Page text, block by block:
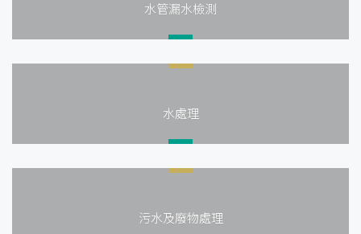
水管漏水檢測
水處理
污水及廢物處理